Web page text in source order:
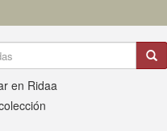
en Ridaa